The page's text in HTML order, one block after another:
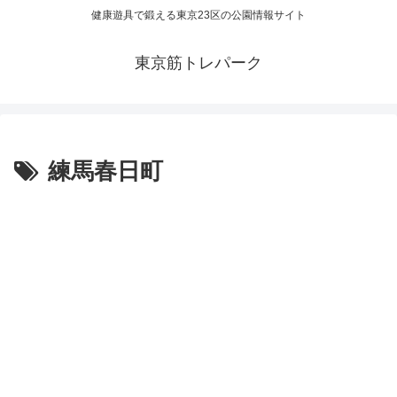
健康遊具で鍛える東京23区の公園情報サイト
東京筋トレパーク
練馬春日町